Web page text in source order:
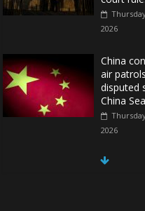
2026
China
air
disputed
China Sea
2026
Spain